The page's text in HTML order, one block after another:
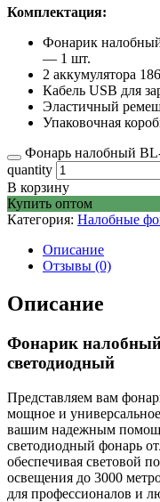
Комплектация:
Фонарик
— 1 шт.
2 аккумулятора
Кабель USB для
Эластичный
Упаковочная
Фонарь налобный
quantity
В корзину
Купить оптом
Категория: Налобные
Описание
Отзывы (0)
Описание
Фонарик
светодиодный
Представляем вам
мощное и
вашим надежным
светодиодный фонарь
обеспечивая световой
освещения до 3000
для профессионалов и